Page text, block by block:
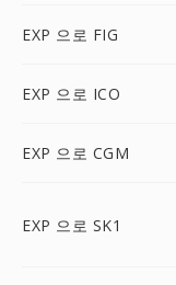
EXP 으로 FIG
EXP 으로 ICO
EXP 으로 CGM
EXP 으로 SK1